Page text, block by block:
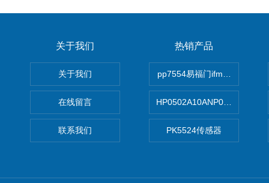
关于我们
关于我们
在线留言
联系我们
热销产品
pp7554易福门ifm传感器
HP0502A10ANP01滤芯 Mp
PK5524传感器